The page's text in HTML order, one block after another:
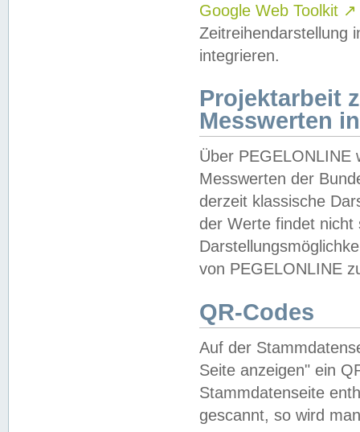
Google Web Toolkit ↗
Zeitreihendarstellung
integrieren.
Projektarbeit
Messwerten
Über PEGELONLINE
Messwerten der
derzeit klassische
der Werte findet
von PEGELONLINE
QR-Codes
Auf der
Seite anzeigen" ein
Stammdatenseite
gescannt, so wird